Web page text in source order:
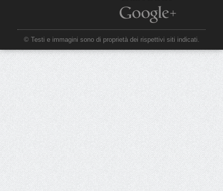
© Testi e immagini sono di proprietà dei rispettivi siti indicati.